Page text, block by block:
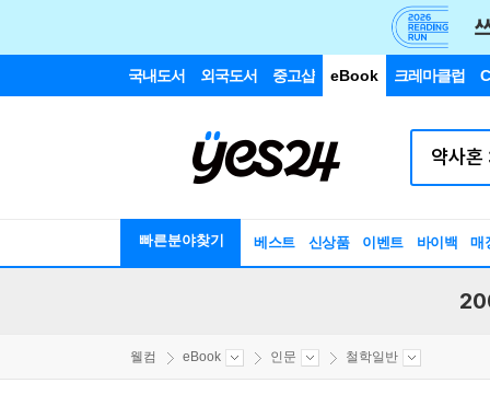
국내도서 외국도서 중고샵 eBook 크레마클럽
빠른분야찾기 베스트 신상품 이벤트 바이백 매
웰컴 eBook 인문 철학일반